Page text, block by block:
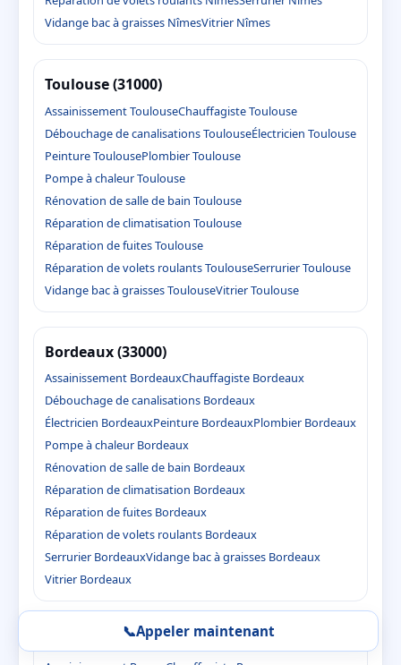
Vidange bac à graisses NîmesVitrier Nîmes
Toulouse (31000)
Assainissement ToulouseChauffagiste Toulouse
Débouchage de canalisations ToulouseÉlectricien Toulouse
Peinture ToulousePlombier Toulouse
Pompe à chaleur Toulouse
Rénovation de salle de bain Toulouse
Réparation de climatisation Toulouse
Réparation de fuites Toulouse
Réparation de volets roulants ToulouseSerrurier Toulouse
Vidange bac à graisses ToulouseVitrier Toulouse
Bordeaux (33000)
Assainissement BordeauxChauffagiste Bordeaux
Débouchage de canalisations Bordeaux
Électricien BordeauxPeinture BordeauxPlombier Bordeaux
Pompe à chaleur Bordeaux
Rénovation de salle de bain Bordeaux
Réparation de climatisation Bordeaux
Réparation de fuites Bordeaux
Réparation de volets roulants Bordeaux
Serrurier BordeauxVidange bac à graisses Bordeaux
Vitrier Bordeaux
Pessac (33600)
📞Appeler maintenant